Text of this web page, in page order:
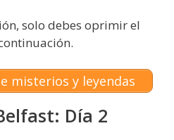
solo debes oprimir el
misterios y leyendas
Día 2